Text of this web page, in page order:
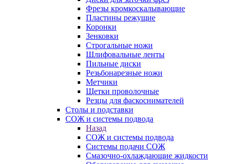
Фрезы кромкоскалывающие
Пластины режущие
Коронки
Зенковки
Строгальные ножи
Шлифовальные ленты
Пильные диски
Резьбонарезные ножи
Метчики
Щетки проволочные
Резцы для фаскоснимателей
Столы и подставки
СОЖ и системы подвода
Назад
СОЖ и системы подвода
Системы подачи СОЖ
Смазочно-охлаждающие жидкости